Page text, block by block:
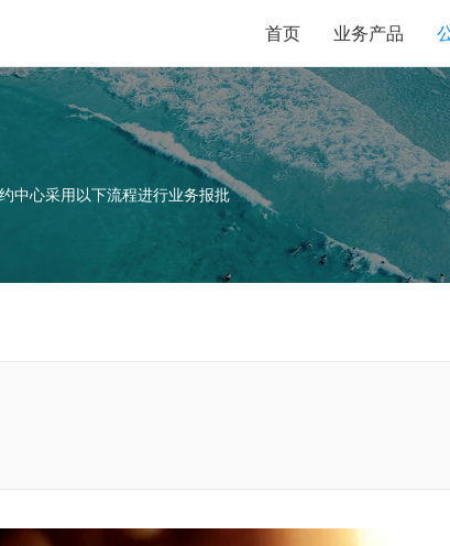
首页 业务产品
中心采用以下流程进行业务报批